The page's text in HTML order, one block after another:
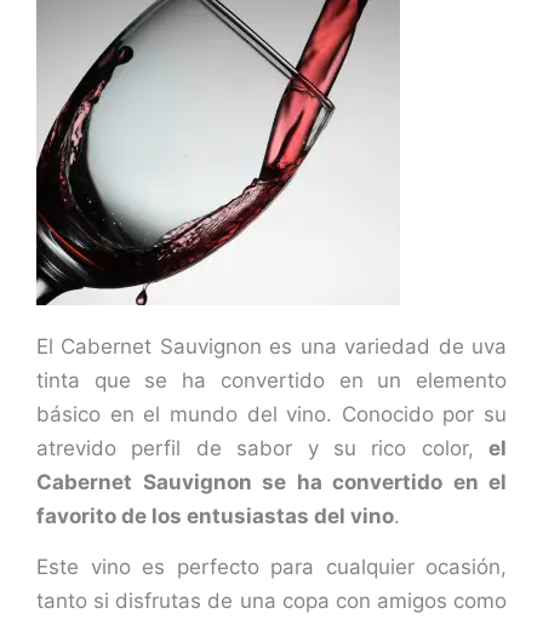
El Cabernet Sauvignon es una variedad de uva
tinta que se ha convertido en un elemento
básico en el mundo del vino. Conocido por su
atrevido perfil de sabor y su rico color, el
Cabernet Sauvignon se ha convertido en el
favorito de los entusiastas del vino.
Este vino es perfecto para cualquier ocasión,
tanto si disfrutas de una copa con amigos como